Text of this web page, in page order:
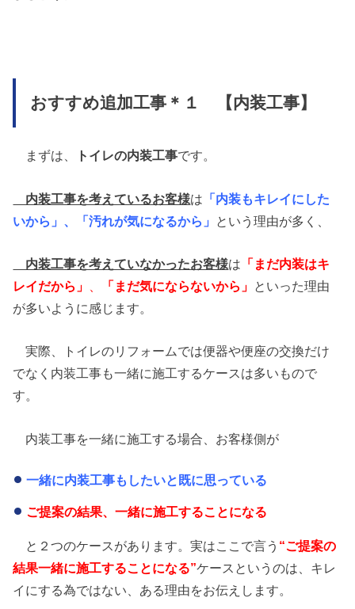
おすすめ追加工事＊１ 【内装工事】
まずは、 トイレの内装工事です。
内装工事を考えているお客様は 「内装もキレイにした
いから」、「汚れが気になるから」
という理由が多く、
内装工事を考えていなかったお客様は 「まだ内装はキ
レイだから」
「まだ気にならないから」 といった理由
が多いように感じます。
実際、トイレのリフォームでは便器や便座の交換だけ
でなく内装工事も一緒に施工するケースは多いもので
す。
内装工事を一緒に施工する場合、お客様側が
一緒に内装工事もしたいと既に思っている
ご提案の結果、一緒に施工することになる
と２つのケースがあります。実はここで言う “ご提案の
結果一緒に施工することになる”ケースというのは、キレ
イにする為ではない、ある理由をお伝えします。